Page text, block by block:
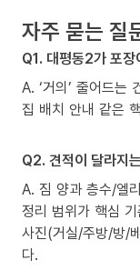
자주 묻는 질
Q1. 대평동2가 포
A. ‘거의’ 줄어드는
집 배치 안내 같은
Q2. 견적이 달라지
A. 짐 양과 층수/엘
정리 범위가 핵심
사진(거실/주방/방/
다.